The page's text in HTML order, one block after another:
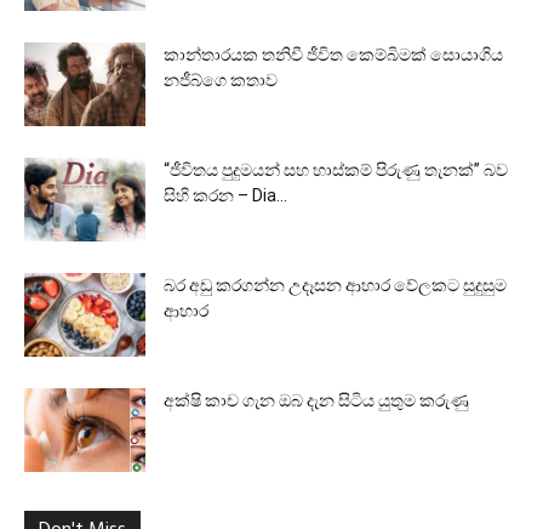
කාන්තාරයක තනිවී ජීවිත කෙම්බිමක් සොයාගිය
නජීබ්ගෙ කතාව
“ජීවිතය පුදුමයන් සහ හාස්කම් පිරුණු තැනක්” බව
සිහි කරන – Dia...
බර අඩු කරගන්න උදෑසන ආහාර වේලකට සුදුසුම
ආහාර
අක්ෂි කාච ගැන ඔබ දැන සිටිය යුතුම කරුණු